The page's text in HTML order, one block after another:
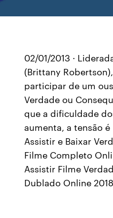
02/01/2013 ·
(Brittany
participar de um
Verdade ou
que a dificuldade
aumenta, a tensão é
Assistir e Baixar
Filme Completo
Assistir Filme
Dublado Online